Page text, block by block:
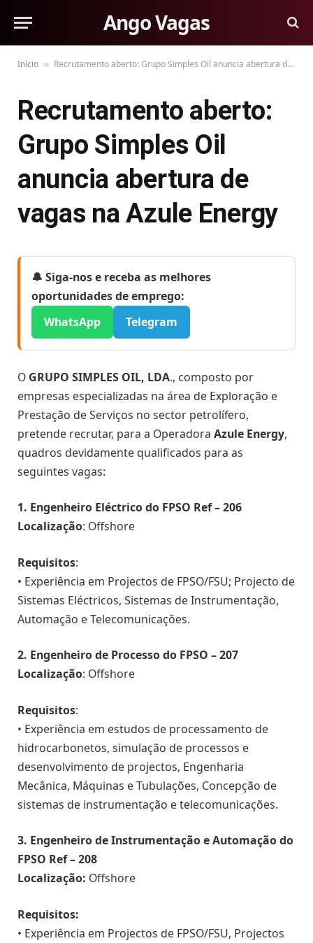
Ango Vagas
Início » Recrutamento aberto: Grupo Simples Oil anuncia abertura de vagas na Azule Energy
Recrutamento aberto:
Grupo Simples Oil
anuncia abertura de
vagas na Azule Energy
🔔 Siga-nos e receba as melhores
oportunidades de emprego:
WhatsApp
Telegram
O GRUPO SIMPLES OIL, LDA., composto por
empresas especializadas na área de Exploração e
Prestação de Serviços no sector petrolífero,
pretende recrutar, para a Operadora Azule Energy,
quadros devidamente qualificados para as
seguintes vagas:
1. Engenheiro Eléctrico do FPSO Ref – 206
Localização: Offshore
Requisitos:
• Experiência em Projectos de FPSO/FSU; Projecto de
Sistemas Eléctricos, Sistemas de Instrumentação,
Automação e Telecomunicações.
2. Engenheiro de Processo do FPSO – 207
Localização: Offshore
Requisitos:
• Experiência em estudos de processamento de
hidrocarbonetos, simulação de processos e
desenvolvimento de projectos, Engenharia
Mecânica, Máquinas e Tubulações, Concepção de
sistemas de instrumentação e telecomunicações.
3. Engenheiro de Instrumentação e Automação do
FPSO Ref – 208
Localização: Offshore
Requisitos:
• Experiência em Projectos de FPSO/FSU, Projectos